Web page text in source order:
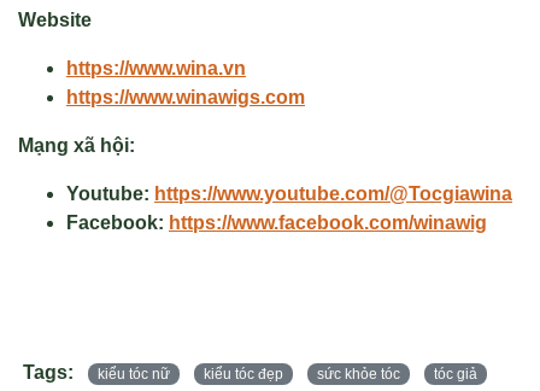
Website
https://www.wina.vn
https://www.winawigs.com
Mạng xã hội:
Youtube: https://www.youtube.com/@Tocgiawina
Facebook: https://www.facebook.com/winawig
Tags: kiểu tóc nữ kiểu tóc đẹp sức khỏe tóc
tóc giả